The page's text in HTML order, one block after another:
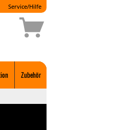
Service/Hilfe
Zubehör